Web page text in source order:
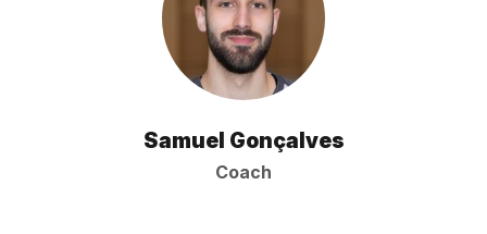
Samuel Gonçalves
Coach